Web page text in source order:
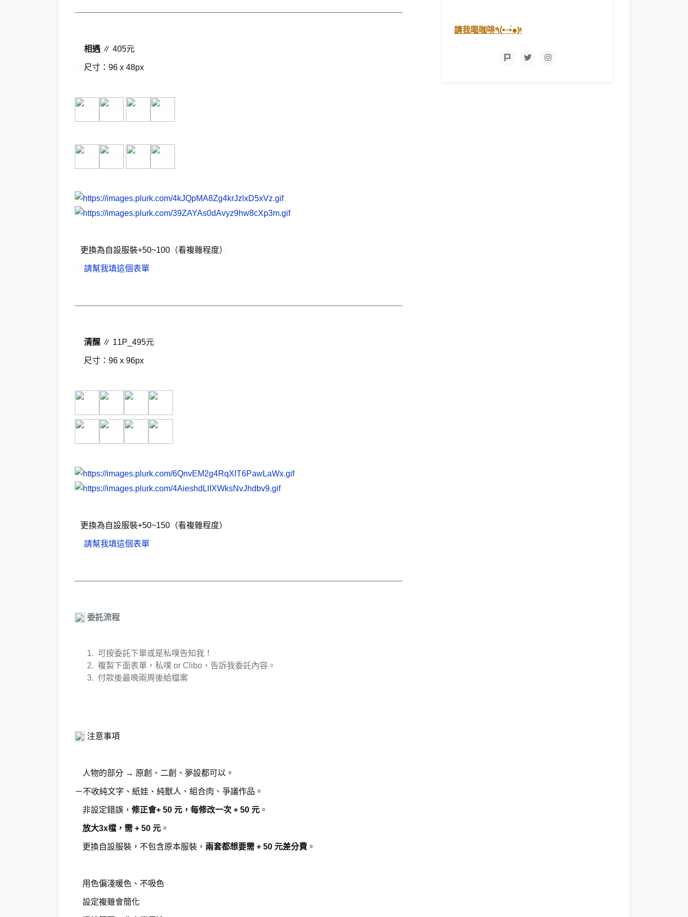
————————————————————————————————————————
相遇 ∥ 405元
尺寸：96 x 48px
更換為自設服裝+50~100（看複雜程度）
請幫我填這個表單
————————————————————————————————————————
清醒 ∥ 11P_495元
尺寸：96 x 96px
更換為自設服裝+50~150 （看複雜程度）
請幫我填這個表單
————————————————————————————————————————
委託流程
可按委託下單或是私噗告知我！
複製下面表單，私噗 or Clibo，告訴我委託內容。
付款後最晚兩周後給檔案
注意事項
人物的部分 → 原創、二創、夢設都可以。
－不收純文字、紙娃、純獸人、組合肉、爭議作品。
非設定錯誤， 修正會+ 50 元，每修改一次 + 50 元 。
放大3x檔，需 + 50 元 。
更換自設服裝，不包含原本服裝， 兩套都想要需 + 50 元差分費 。
用色偏淺暖色、不吸色
設定複雜會簡化
請我喝咖啡٩(•̤̀ᵕ•̤́๑)ᵎᵎ